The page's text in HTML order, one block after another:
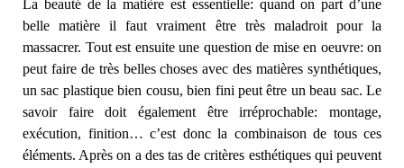
La beauté de la matière est essentielle: quand on part d’une
belle matière il faut vraiment être très maladroit pour la
massacrer. Tout est ensuite une question de mise en oeuvre: on
peut faire de très belles choses avec des matières synthétiques,
un sac plastique bien cousu, bien fini peut être un beau sac. Le
savoir faire doit également être irréprochable: montage,
exécution, finition… c’est donc la combinaison de tous ces
éléments. Après on a des tas de critères esthétiques qui peuvent